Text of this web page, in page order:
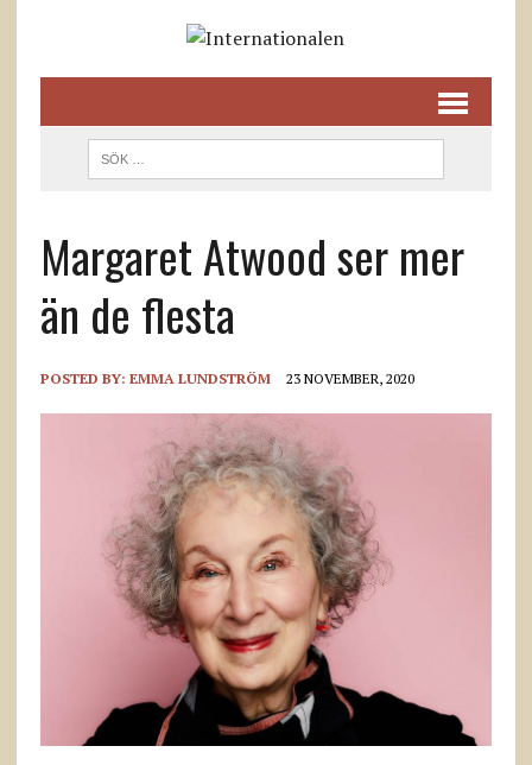
Margaret Atwood ser mer
än de flesta
POSTED BY: EMMA LUNDSTRÖM 23 NOVEMBER, 2020